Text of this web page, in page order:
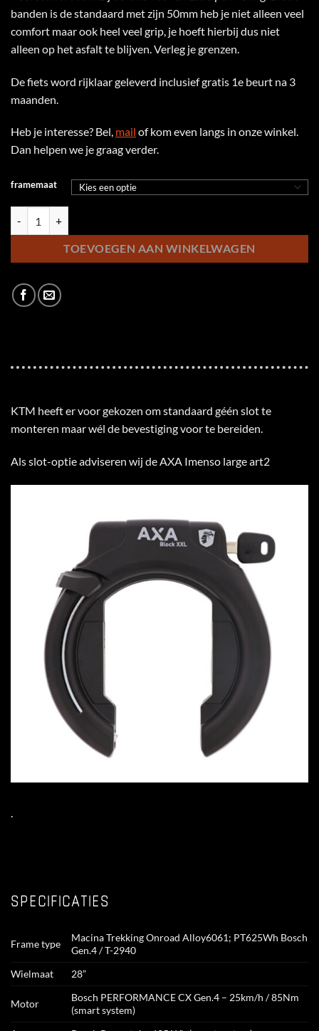
banden is de standaard met zijn 50mm heb je niet alleen veel
comfort maar ook heel veel grip, je hoeft hierbij dus niet
alleen op het asfalt te blijven. Verleg je grenzen.
De fiets word rijklaar geleverd inclusief gratis 1e beurt na 3
maanden.
Heb je interesse? Bel, mail of kom even langs in onze winkel.
Dan helpen we je graag verder.
framemaat
TOEVOEGEN AAN WINKELWAGEN
KTM heeft er voor gekozen om standaard géén slot te
monteren maar wél de bevestiging voor te bereiden.
Als slot-optie adviseren wij de AXA Imenso large art2
.
SPECIFICATIES
Frame type
Macina Trekking Onroad Alloy6061; PT625Wh Bosch
Gen.4 / T-2940
Wielmaat
28”
Motor
Bosch PERFORMANCE CX Gen.4 – 25km/h / 85Nm
(smart system)